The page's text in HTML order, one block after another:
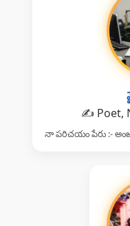
✍️ Poet,
నా పరిచయం పేరు :-